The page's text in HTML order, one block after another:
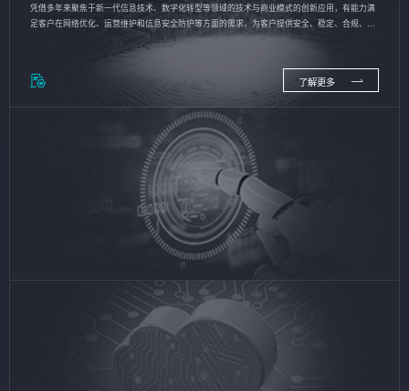
凭借多年来聚焦于新一代信息技术、数字化转型等领域的技术与商业模式的创新应用，有能力满
足客户在网络优化、运营维护和信息安全防护等方面的需求，为客户提供安全、稳定、合规、持
了解更多